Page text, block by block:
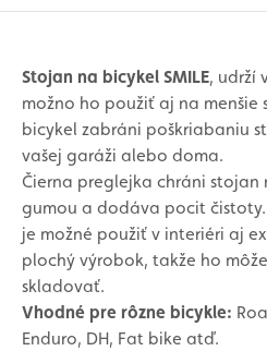
Stojan na bicykel SMILE, udrží
možno ho použiť aj na menšie
bicykel zabráni poškriabaniu
vašej garáži alebo doma.
Čierna preglejka chráni
gumou a dodáva pocit čistoty.
je možné použiť v interiéri aj
plochý výrobok, takže ho
skladovať.
Vhodné pre rôzne bicykle:
Enduro, DH, Fat bike atď.